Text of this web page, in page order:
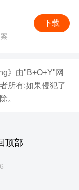
下载
》由"B+O+Y"网
所有;如果侵犯了
。
顶部